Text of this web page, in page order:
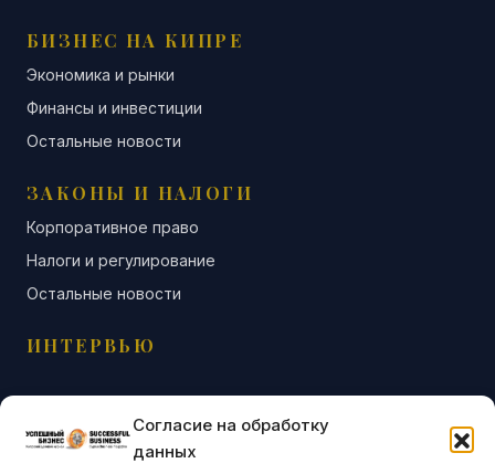
Согласие на обработку
данных
БИЗНЕС НА КИПРЕ
Экономика и рынки
Финансы и инвестиции
Остальные новости
ЗАКОНЫ И НАЛОГИ
Корпоративное право
Налоги и регулирование
Остальные новости
ИНТЕРВЬЮ
ОБЩЕСТВО